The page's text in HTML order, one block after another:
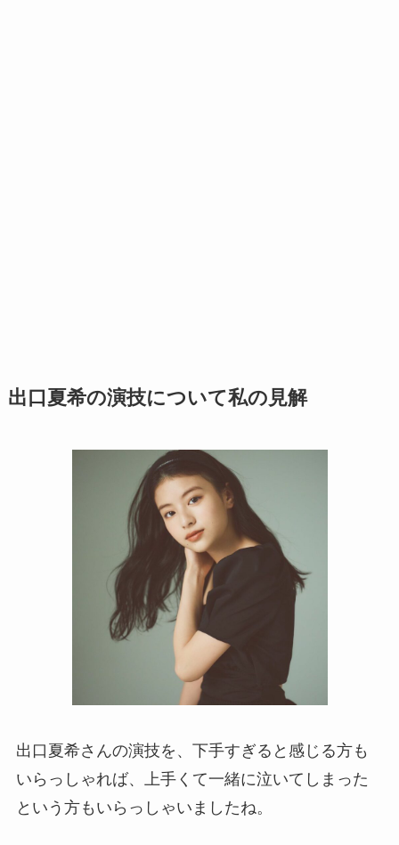
出口夏希の演技について私の見解
出口夏希さんの演技を、下手すぎると感じる方も
いらっしゃれば、上手くて一緒に泣いてしまった
という方もいらっしゃいましたね。